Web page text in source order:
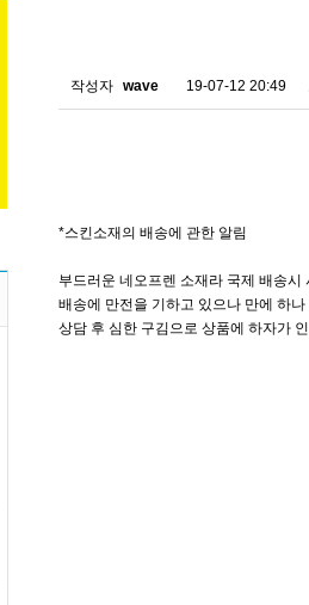
작성자 wave 19-07-12 20:49
*스킨소재의 배송에 관한 알림
부드러운 네오프렌 소재라 국제 배송
배송에 만전을 기하고 있으나 만에 하
상담 후 심한 구김으로 상품에 하자가